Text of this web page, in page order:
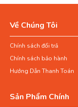
Về Chúng Tôi
Chính sách đổi trả
Chính sách bảo hành
Hướng Dẫn Thanh Toán
Sản Phẩm Chính